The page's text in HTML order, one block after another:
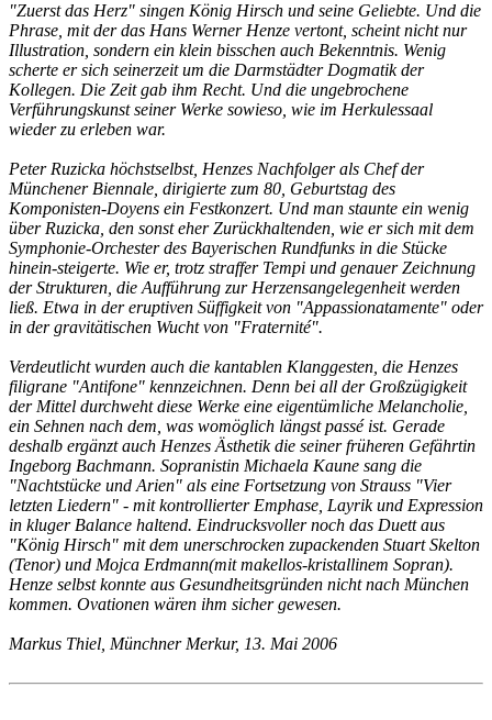
"Zuerst das Herz" singen König Hirsch und seine Geliebte. Und die
Phrase, mit der das Hans Werner Henze vertont, scheint nicht nur
Illustration, sondern ein klein bisschen auch Bekenntnis. Wenig
scherte er sich seinerzeit um die Darmstädter Dogmatik der
Kollegen. Die Zeit gab ihm Recht. Und die ungebrochene
Verführungskunst seiner Werke sowieso, wie im Herkulessaal
wieder zu erleben war.
Peter Ruzicka höchstselbst, Henzes Nachfolger als Chef der
Münchener Biennale, dirigierte zum 80, Geburtstag des
Komponisten-Doyens ein Festkonzert. Und man staunte ein wenig
über Ruzicka, den sonst eher Zurückhaltenden, wie er sich mit dem
Symphonie-Orchester des Bayerischen Rundfunks in die Stücke
hinein-steigerte. Wie er, trotz straffer Tempi und genauer Zeichnung
der Strukturen, die Aufführung zur Herzensangelegenheit werden
ließ. Etwa in der eruptiven Süffigkeit von "Appassionatamente" oder
in der gravitätischen Wucht von "Fraternité".
Verdeutlicht wurden auch die kantablen Klanggesten, die Henzes
filigrane "Antifone" kennzeichnen. Denn bei all der Großzügigkeit
der Mittel durchweht diese Werke eine eigentümliche Melancholie,
ein Sehnen nach dem, was womöglich längst passé ist. Gerade
deshalb ergänzt auch Henzes Ästhetik die seiner früheren Gefährtin
Ingeborg Bachmann. Sopranistin Michaela Kaune sang die
"Nachtstücke und Arien" als eine Fortsetzung von Strauss "Vier
letzten Liedern" - mit kontrollierter Emphase, Layrik und Expression
in kluger Balance haltend. Eindrucksvoller noch das Duett aus
"König Hirsch" mit dem unerschrocken zupackenden Stuart Skelton
(Tenor) und Mojca Erdmann(mit makellos-kristallinem Sopran).
Henze selbst konnte aus Gesundheitsgründen nicht nach München
kommen. Ovationen wären ihm sicher gewesen.
Markus Thiel, Münchner Merkur, 13. Mai 2006